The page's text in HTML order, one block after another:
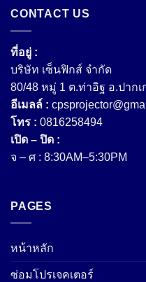
CONTACT US
ที่อยู่ :
บริษัท เซ็นฟิกส์ จํากัด
80/48 หมู่ 1 ต.ท่าอิฐ อ.ปาก
อีเมลล์ :
โทร : 0816258494
เปิด – ปิด :
จ – ศ : 8:30AM–5:30PM
PAGES
หน้าหลัก
ซ่อมโปรเจคเตอร์